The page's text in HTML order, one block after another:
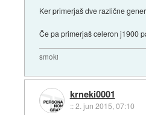
Ker primerjaš dve različne
Če pa primerjaš celeron j1900
smoki
krneki0001
::2. jun 2015, 07:10